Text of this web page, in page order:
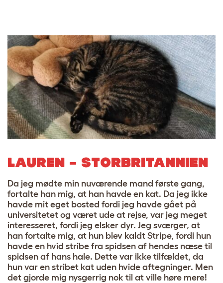
LAUREN – STORBRITANNIEN
Da jeg mødte min nuværende mand første gang,
fortalte han mig, at han havde en kat. Da jeg ikke
havde mit eget bosted fordi jeg havde gået på
universitetet og været ude at rejse, var jeg meget
interesseret, fordi jeg elsker dyr. Jeg sværger, at
han fortalte mig, at hun blev kaldt Stripe, fordi hun
havde en hvid stribe fra spidsen af ​​hendes næse til
spidsen af ​​hans hale. Dette var ikke tilfældet, da
hun var en stribet kat uden hvide aftegninger. Men
det gjorde mig nysgerrig nok til at ville høre mere!